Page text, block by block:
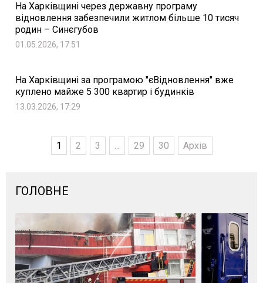
На Харківщині через державну програму
відновлення забезпечили житлом більше 10 тисяч
родин – Синєгубов
01.05.2026, 17:51
На Харківщині за програмою "єВідновлення" вже
куплено майже 5 300 квартир і будинків
13.03.2026, 17:29
1 2 3 ... 29 30 Архів
ГОЛОВНЕ